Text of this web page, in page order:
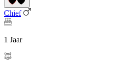
Chief
1 Jaar